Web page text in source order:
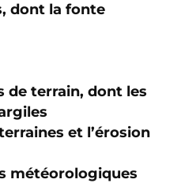
dont la fonte
de terrain, dont les
et l’érosion
météorologiques